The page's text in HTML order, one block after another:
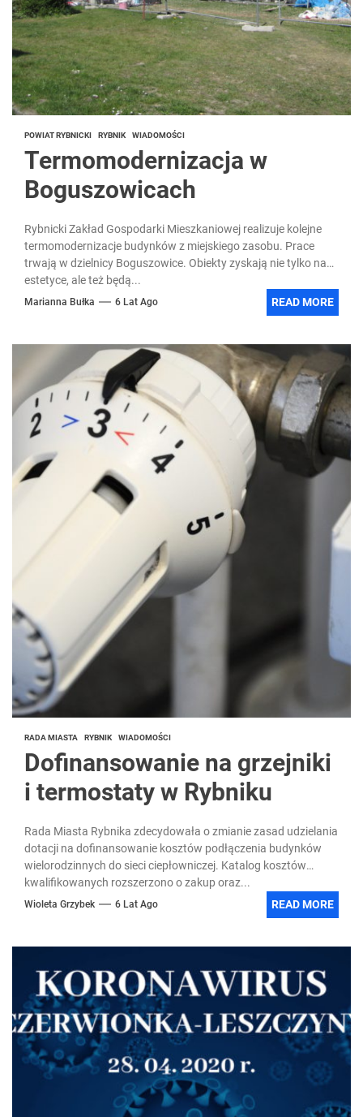
POWIAT RYBNICKI RYBNIK WIADOMOŚCI
Termomodernizacja w
Boguszowicach
Rybnicki Zakład Gospodarki Mieszkaniowej realizuje kolejne
termomodernizacje budynków z miejskiego zasobu. Prace
trwają w dzielnicy Boguszowice. Obiekty zyskają nie tylko na
estetyce, ale też będą...
Marianna Bułka 6 Lat Ago READ MORE
RADA MIASTA RYBNIK WIADOMOŚCI
Dofinansowanie na grzejniki
i termostaty w Rybniku
Rada Miasta Rybnika zdecydowała o zmianie zasad udzielania
dotacji na dofinansowanie kosztów podłączenia budynków
wielorodzinnych do sieci ciepłowniczej. Katalog kosztów
kwalifikowanych rozszerzono o zakup oraz...
Wioleta Grzybek 6 Lat Ago READ MORE